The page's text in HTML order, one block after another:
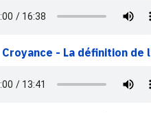
Croyance - La définition de